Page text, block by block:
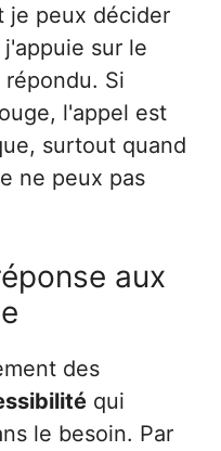
je peux décider
sur le
Si
l'appel est
surtout quand
ne peux pas
aux
des
qui
le besoin. Par